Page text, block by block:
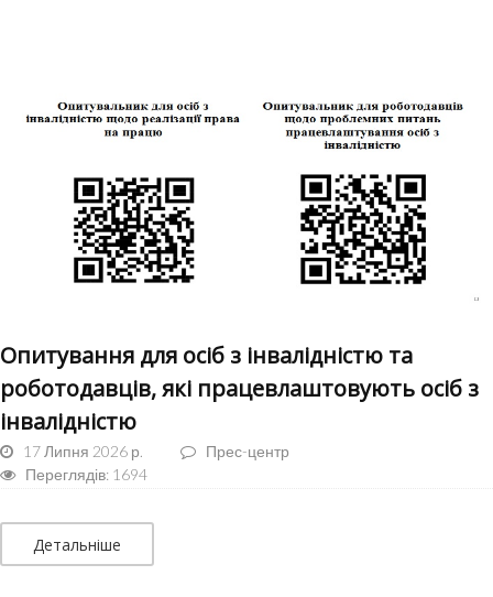
Опитування для осіб з інвалідністю та
роботодавців, які працевлаштовують осіб з
інвалідністю
17 Липня 2026 р.
Прес-центр
Переглядів: 1694
Детальніше